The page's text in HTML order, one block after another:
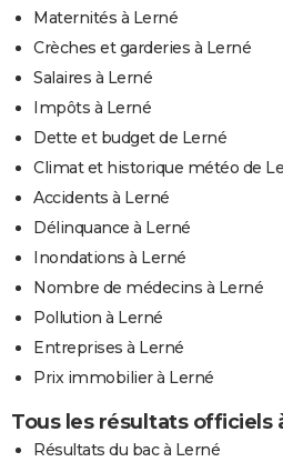
Maternités à Lerné
Crèches et garderies à Lerné
Salaires à Lerné
Impôts à Lerné
Dette et budget de Lerné
Climat et historique météo de
Accidents à Lerné
Délinquance à Lerné
Inondations à Lerné
Nombre de médecins à Lerné
Pollution à Lerné
Entreprises à Lerné
Prix immobilier à Lerné
Tous les résultats officiels
Résultats du bac à Lerné